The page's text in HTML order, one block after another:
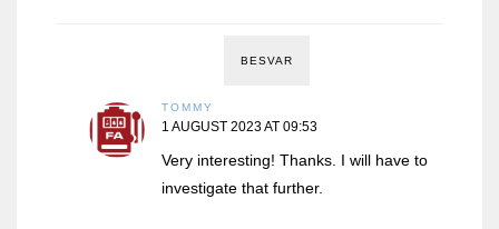
BESVAR
TOMMY
1 AUGUST 2023 AT 09:53
Very interesting! Thanks. I will have to
investigate that further.